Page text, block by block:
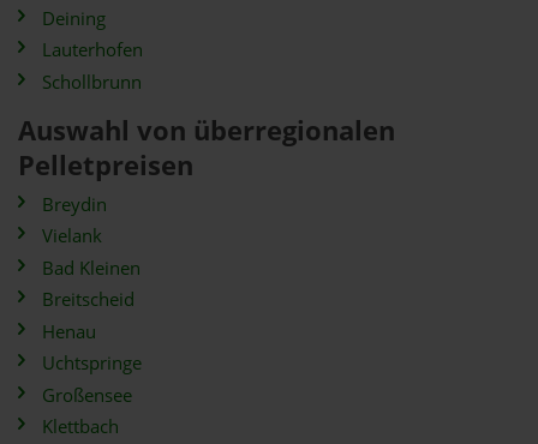
Deining
Lauterhofen
Schollbrunn
Auswahl von überregionalen
Pelletpreisen
Breydin
Vielank
Bad Kleinen
Breitscheid
Henau
Uchtspringe
Großensee
Klettbach